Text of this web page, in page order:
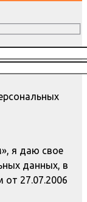
я даю свое
данных, в
27.07.2006